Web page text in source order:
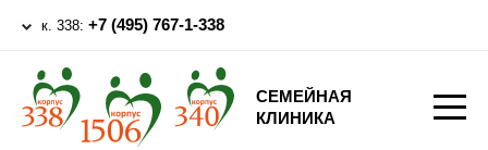
к. 338: +7 (495) 767-1-338
СЕМЕЙНАЯ
КЛИНИКА